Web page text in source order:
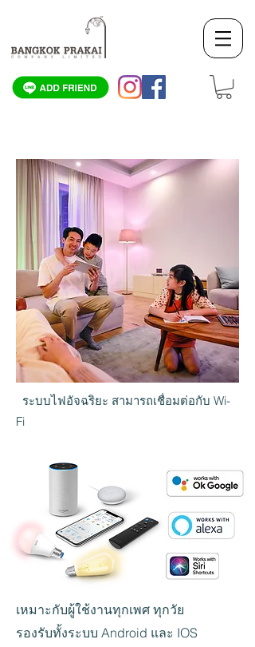
ระบบไฟอัจฉริยะ สามารถเชื่อมต่อกับ Wi-
Fi
เหมาะกับผู้ใช้งานทุกเพศ ทุกวัย
รองรับทั้งระบบ Android และ IOS